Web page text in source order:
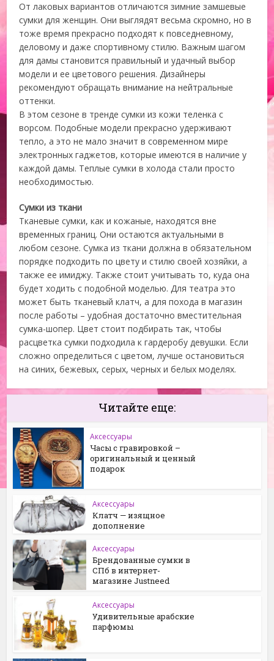
От лаковых вариантов отличаются зимние замшевые
сумки для женщин. Они выглядят весьма скромно, но в
тоже время прекрасно подходят к повседневному,
деловому и даже спортивному стилю. Важным шагом
для дамы становится правильный и удачный выбор
модели и ее цветового решения. Дизайнеры
рекомендуют обращать внимание на нейтральные
оттенки.
В этом сезоне в тренде сумки из кожи теленка с
ворсом. Подобные модели прекрасно удерживают
тепло, а это не мало значит в современном мире
электронных гаджетов, которые имеются в наличие у
каждой дамы. Теплые сумки в холода стали просто
необходимостью.
Сумки из ткани
Тканевые сумки, как и кожаные, находятся вне
временных границ. Они остаются актуальными в
любом сезоне. Сумка из ткани должна в обязательном
порядке подходить по цвету и стилю своей хозяйки, а
также ее имиджу. Также стоит учитывать то, куда она
будет ходить с подобной моделью. Для театра это
может быть тканевый клатч, а для похода в магазин
после работы – удобная достаточно вместительная
сумка-шопер. Цвет стоит подбирать так, чтобы
расцветка сумки подходила к гардеробу девушки. Если
сложно определиться с цветом, лучше остановиться
на синих, бежевых, серых, черных и белых моделях.
Читайте еще:
Аксессуары
Часы с гравировкой –
оригинальный и ценный
подарок
Аксессуары
Клатч — изящное
дополнение
Аксессуары
Брендованные сумки в
СПб в интернет-
магазине Justneed
Аксессуары
Удивительные арабские
парфюмы